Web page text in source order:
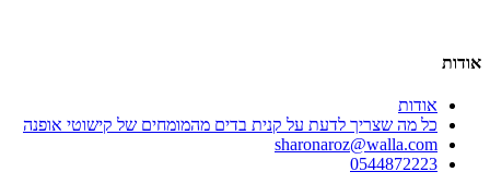
אודות
אודות
כל מה שצריך לדעת על קנית בדים מהמומחים של קישוטי אופנה
sharonaroz@walla.com
0544872223